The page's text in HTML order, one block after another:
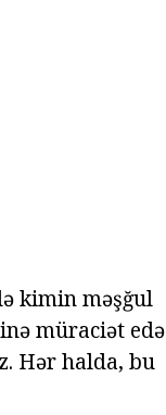
kimin məşğul
müraciət edə
Hər halda, bu